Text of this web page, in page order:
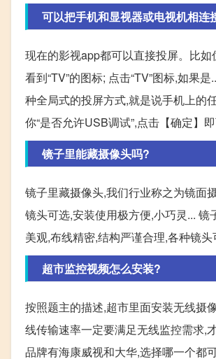
可以把手机和显视器或电视机相连
现在的影视app都可以直接投屏。比
看到“TV”的图标; 点击“TV”图标,如果
种全局式的投屏方式,就是说手机上的
你“是否允许USB调试”,点击【确定】
镜子里能藏摄像头吗?
镜子里藏摄像头,我们行业称之为镜面
镜头可选,安装使用极方便,小巧灵...
美观,布线精密,结构严谨合理,各种镜头
超市监控视频怎么安装?
按照题主的描述,超市里面安装无线摄
线传输速率一定要满足无线监控需求,
品牌有海康威视和大华,选择哪一个都